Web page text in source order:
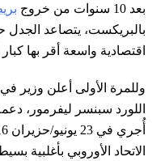
بعد 10 سنوات من خروج
بالبريكست، يتصاعد الجدل
اقتصادية واسعة أقر بها
وللمرة الأولى أعلن وزير في
اللورد سبنسر ليفرمور،